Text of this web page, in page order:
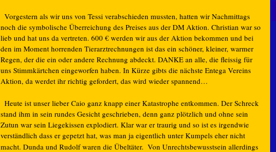
Vorgestern als wir uns von Tessi verabschieden mussten, hatten wir Nachmittags
noch die symbolische Überreichung des Preises aus der DM Aktion. Christian war so
lieb und hat uns da vertreten. 600 € werden wir aus der Aktion bekommen und bei
den im Moment horrenden Tierarztrechnungen ist das ein schöner, kleiner, warmer
Regen, der die ein oder andere Rechnung abdeckt. DANKE an alle, die fleissig für
uns Stimmkärtchen eingeworfen haben. In Kürze gibts die nächste Entega Vereins
Aktion, da werdet ihr richtig gefordert, das wird wieder spannend…
Heute ist unser lieber Caio ganz knapp einer Katastrophe entkommen. Der Schreck
stand ihm in sein rundes Gesicht geschrieben, denn ganz plötzlich und ohne sein
Zutun war sein Liegekissen explodiert. Klar war er traurig und so ist es irgendwie
verständlich dass er gepetzt hat, was man ja eigentlich unter Kumpels eher nicht
macht. Dunda und Rudolf waren die Übeltäter. Von Unrechtsbewusstsein allerdings